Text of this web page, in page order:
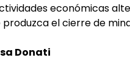
económicas
el cierre de
Donati